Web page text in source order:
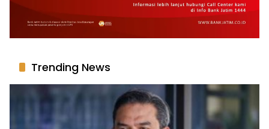
Trending News